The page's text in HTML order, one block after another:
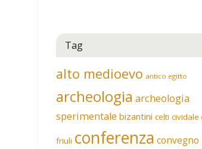
Tag
alto medioevo antico egitto
archeologia archeologia
sperimentale bizantini celti cividale
friuli conferenza convegno